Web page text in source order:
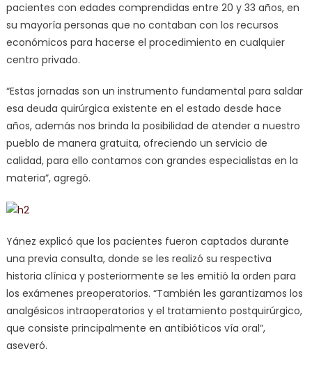
pacientes con edades comprendidas entre 20 y 33 años, en
su mayoría personas que no contaban con los recursos
económicos para hacerse el procedimiento en cualquier
centro privado.
“Estas jornadas son un instrumento fundamental para saldar
esa deuda quirúrgica existente en el estado desde hace
años, además nos brinda la posibilidad de atender a nuestro
pueblo de manera gratuita, ofreciendo un servicio de
calidad, para ello contamos con grandes especialistas en la
materia”, agregó.
Yánez explicó que los pacientes fueron captados durante
una previa consulta, donde se les realizó su respectiva
historia clínica y posteriormente se les emitió la orden para
los exámenes preoperatorios. “También les garantizamos los
analgésicos intraoperatorios y el tratamiento postquirúrgico,
que consiste principalmente en antibióticos vía oral”,
aseveró.